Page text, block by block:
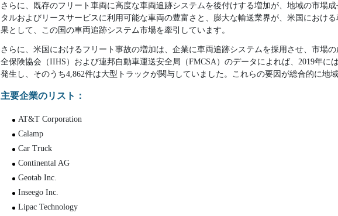
さらに、既存のフリート車両に高度な車両追跡システムを後付けする増加が、地域の市場
タルおよびリースサービスに利用可能な車両の豊富さと、膨大な輸送業界が、米国におけ
果として、この国の車両追跡システム市場を牽引しています。
さらに、米国におけるフリート事故の増加は、企業に車両追跡システムを採用させ、市場
全保険協会（IIHS）および連邦自動車運送安全局（FMCSA）のデータによれば、2019年に
発生し、そのうち4,862件は大型トラックが関与していました。これらの要因が総合的に地
主要企業のリスト：
AT&T Corporation
Calamp
Car Truck
Continental AG
Geotab Inc.
Inseego Inc.
Lipac Technology